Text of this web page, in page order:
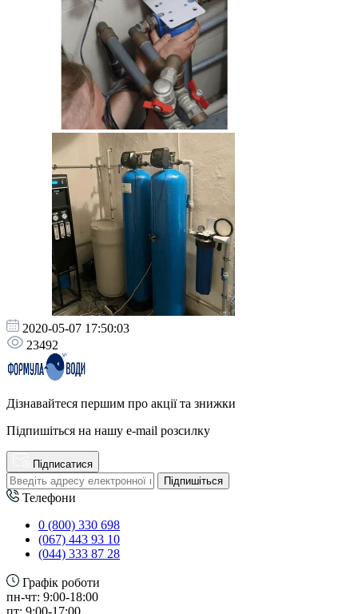
2020-05-07 17:50:03
23492
Дізнавайтеся першим про акції та знижки
Підпишіться на нашу e-mail розсилку
Підписатися
Підпишіться
Телефони
0 (800) 330 698
(067) 443 93 10
(044) 333 87 28
Графік роботи
пн-чт: 9:00-18:00
пт: 9:00-17:00